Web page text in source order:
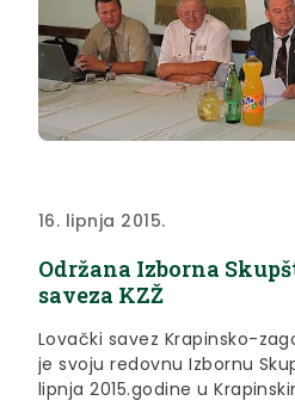
16. lipnja 2015.
Održana Izborna
saveza KZŽ
Lovački savez Krapinsko-
je svoju redovnu Izbornu
lipnja 2015.godine u